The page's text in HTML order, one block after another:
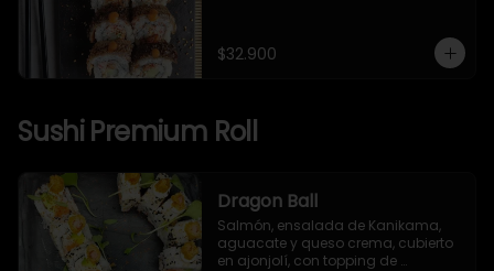
$32.900
Sushi Premium Roll
Dragon Ball
Salmón, ensalada de Kanikama,
aguacate y queso crema, cubierto
en ajonjolí, con topping de